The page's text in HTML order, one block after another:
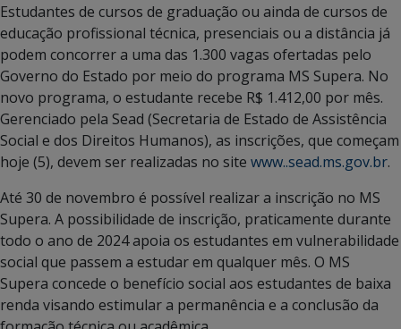
Estudantes de cursos de graduação ou ainda de cursos de
educação profissional técnica, presenciais ou a distância já
podem concorrer a uma das 1.300 vagas ofertadas pelo
Governo do Estado por meio do programa MS Supera. No
novo programa, o estudante recebe R$ 1.412,00 por mês.
Gerenciado pela Sead (Secretaria de Estado de Assistência
Social e dos Direitos Humanos), as inscrições, que começam
hoje (5), devem ser realizadas no site www..sead.ms.gov.br.
Até 30 de novembro é possível realizar a inscrição no MS
Supera. A possibilidade de inscrição, praticamente durante
todo o ano de 2024 apoia os estudantes em vulnerabilidade
social que passem a estudar em qualquer mês. O MS
Supera concede o benefício social aos estudantes de baixa
renda visando estimular a permanência e a conclusão da